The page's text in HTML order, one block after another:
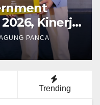
Ukur
Berkat
Terjadwal
HUTAPEA
Trending